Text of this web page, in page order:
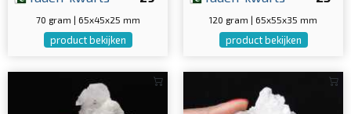
70 gram | 65x45x25 mm
product bekijken
120 gram | 65x55x35 mm
product bekijken